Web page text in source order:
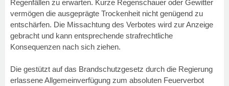
Regenfällen zu erwarten. Kurze Regenschauer oder Gewitter
vermögen die ausgeprägte Trockenheit nicht genügend zu
entschärfen. Die Missachtung des Verbotes wird zur Anzeige
gebracht und kann entsprechende strafrechtliche
Konsequenzen nach sich ziehen.
Die gestützt auf das Brandschutzgesetz durch die Regierung
erlassene Allgemeinverfügung zum absoluten Feuerverbot